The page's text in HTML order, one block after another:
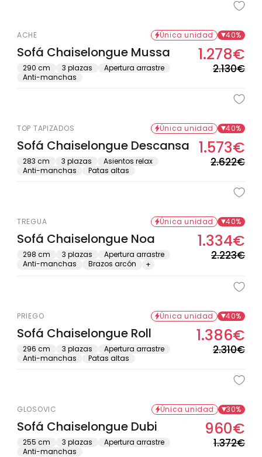
ACHE Única unidad 40%
Sofá Chaiselongue Mussa
290 cm 3 plazas
Apertura arrastre
Anti-manchas
2.130€de
1.278€
TOP TAPIZADOS Única unidad 40%
Sofá Chaiselongue Descansa
283 cm 3 plazas
Asientos relax
Anti-manchas
Patas altas
2.622€de
1.573€
Oferta solo en tienda física
TREGUA Única unidad 40%
Sofá Chaiselongue Noa
298 cm 3 plazas
Apertura arrastre
Anti-manchas
Brazos arcón +
2.223€de
1.334€
PRIEGO Única unidad 40%
Sofá Chaiselongue Roll
296 cm 3 plazas
Apertura arrastre
Anti-manchas
Patas altas
2.310€de
1.386€
Oferta solo en tienda física
GLOSOVIC Única unidad 30%
Sofá Chaiselongue Dubi
255 cm 3 plazas
Apertura arrastre
Anti-manchas
1.372€de
960€